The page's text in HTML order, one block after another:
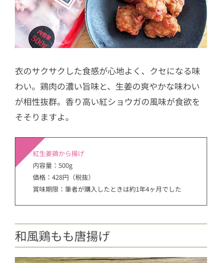
衣のサクサクした食感が心地よく、クセになる味
わい。鶏肉の濃い旨味と、生姜の爽やかな味わい
が相性抜群。香り高い紅ショウガの風味が食欲を
そそりますよ。
紅生姜鶏から揚げ
内容量：500g
価格：428円（税抜）
賞味期限：筆者が購入したときは約1年4ヶ月でした
和風鶏もも唐揚げ